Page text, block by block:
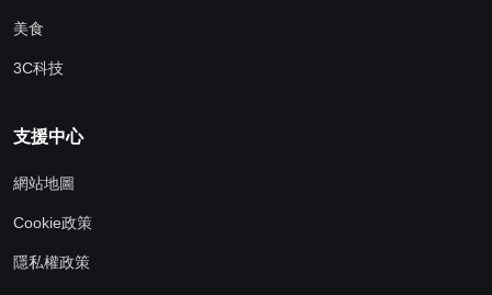
美食
3C科技
支援中心
網站地圖
Cookie政策
隱私權政策